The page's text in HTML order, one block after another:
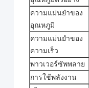
ความแม่นยำของ
อุณหภูมิ
ความแม่นยำของ
ความเร็ว
พาวเวอร์ซัพพลาย
การใช้พลังงาน